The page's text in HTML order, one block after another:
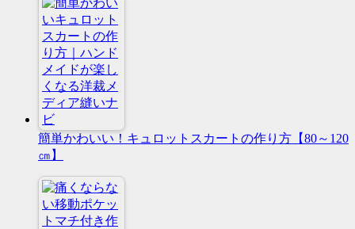
簡単かわいい！キュロットスカートの作り方【80～120
㎝】